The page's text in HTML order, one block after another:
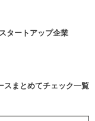
タートアップ企業
スまとめてチェック一覧